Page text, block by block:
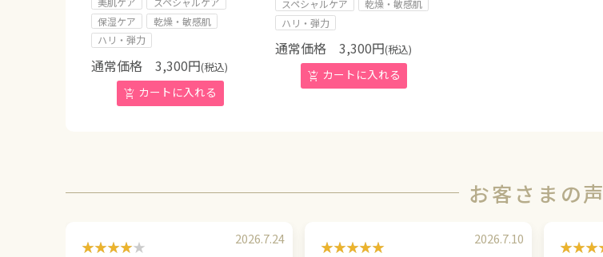
保湿ケア
乾燥・敏感肌
ハリ・弾力
通常価格 3,300円(税込)
スペシャルケア
乾燥・敏感肌
ハリ・弾力
通常価格3,300円(税込)
お客さまの声
2026.7.24 2026.7.10